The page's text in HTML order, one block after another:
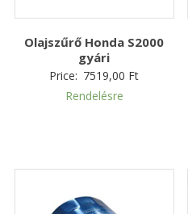
Olajszűrő Honda S2000
gyári
Price: 7519,00 Ft
Rendelésre